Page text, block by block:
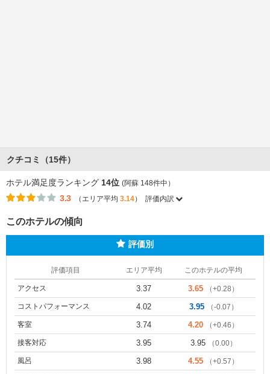
クチコミ（15件）
ホテル満足度ランキング 14位 (阿蘇 148件中）
3.3 （エリア平均 3.14） 評価内訳
このホテルの傾向
評価別
評価項目 エリア平均 このホテルの平均
アクセス 3.37 3.65 （+0.28）
コストパフォーマンス 4.02 3.95 （-0.07）
客室 3.74 4.20 （+0.46）
接客対応 3.95 3.95 （0.00）
風呂 3.98 4.55 （+0.57）